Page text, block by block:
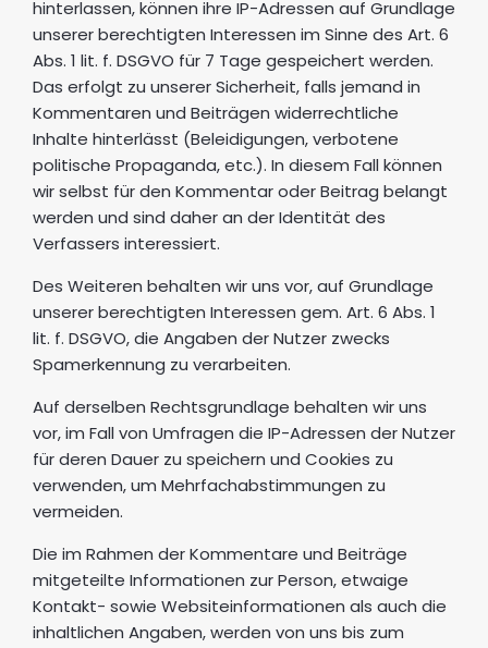
hinterlassen, können ihre IP-Adressen auf Grundlage
unserer berechtigten Interessen im Sinne des Art. 6
Abs. 1 lit. f. DSGVO für 7 Tage gespeichert werden.
Das erfolgt zu unserer Sicherheit, falls jemand in
Kommentaren und Beiträgen widerrechtliche
Inhalte hinterlässt (Beleidigungen, verbotene
politische Propaganda, etc.). In diesem Fall können
wir selbst für den Kommentar oder Beitrag belangt
werden und sind daher an der Identität des
Verfassers interessiert.
Des Weiteren behalten wir uns vor, auf Grundlage
unserer berechtigten Interessen gem. Art. 6 Abs. 1
lit. f. DSGVO, die Angaben der Nutzer zwecks
Spamerkennung zu verarbeiten.
Auf derselben Rechtsgrundlage behalten wir uns
vor, im Fall von Umfragen die IP-Adressen der Nutzer
für deren Dauer zu speichern und Cookies zu
verwenden, um Mehrfachabstimmungen zu
vermeiden.
Die im Rahmen der Kommentare und Beiträge
mitgeteilte Informationen zur Person, etwaige
Kontakt- sowie Websiteinformationen als auch die
inhaltlichen Angaben, werden von uns bis zum